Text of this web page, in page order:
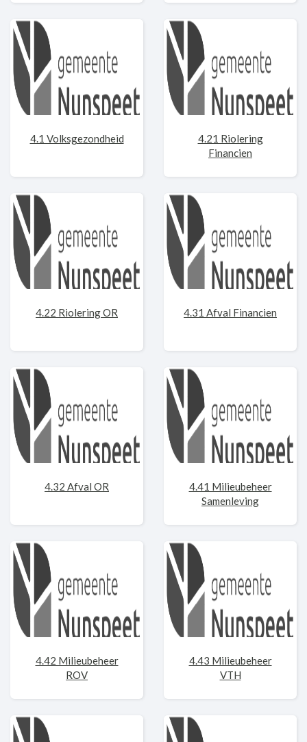
4.1 Volksgezondheid
4.21 Riolering
Financien
4.22 Riolering OR 4.31 Afval Financien
4.32 Afval OR
4.41 Milieubeheer
Samenleving
4.42 Milieubeheer
ROV
4.43 Milieubeheer
VTH